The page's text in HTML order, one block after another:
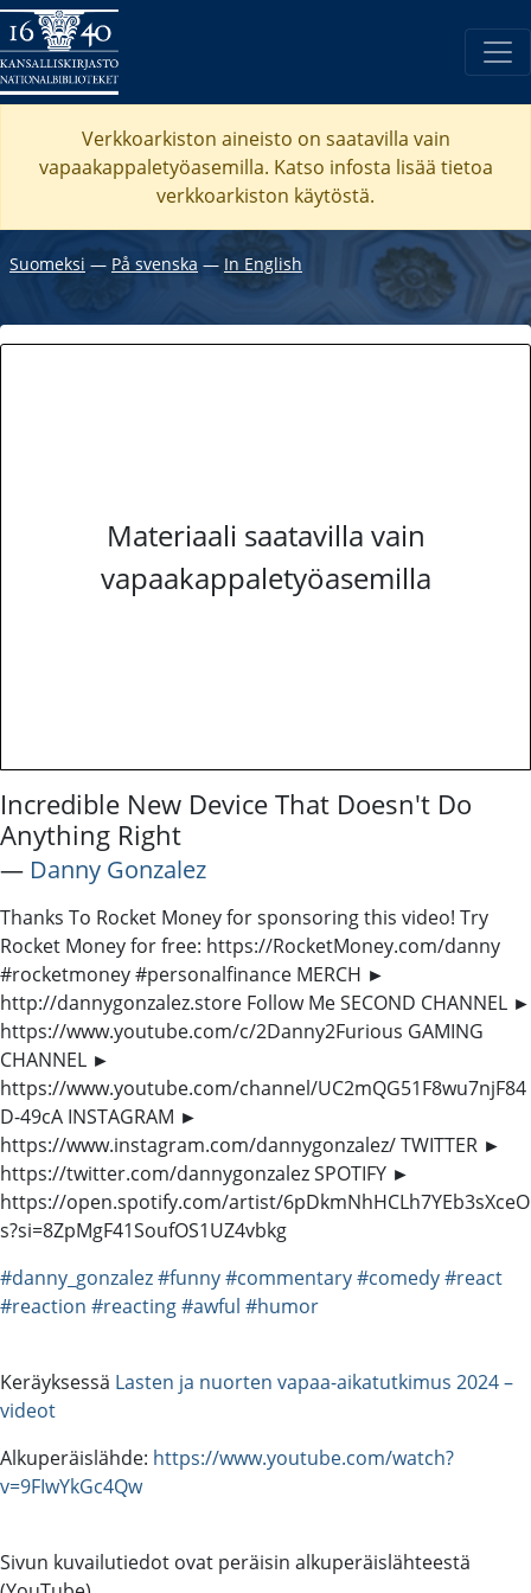
Verkkoarkiston aineisto on saatavilla vain
vapaakappaletyöasemilla. Katso infosta lisää tietoa
verkkoarkiston käytöstä.
Suomeksi ― På svenska ― In English
Materiaali saatavilla vain
vapaakappaletyöasemilla
Incredible New Device That Doesn't Do
Anything Right
― Danny Gonzalez
Thanks To Rocket Money for sponsoring this video! Try
Rocket Money for free: https://RocketMoney.com/danny
#rocketmoney #personalfinance MERCH ►
http://dannygonzalez.store Follow Me SECOND CHANNEL ►
https://www.youtube.com/c/2Danny2Furious GAMING
CHANNEL ►
https://www.youtube.com/channel/UC2mQG51F8wu7njF84
D-49cA INSTAGRAM ►
https://www.instagram.com/dannygonzalez/ TWITTER ►
https://twitter.com/dannygonzalez SPOTIFY ►
https://open.spotify.com/artist/6pDkmNhHCLh7YEb3sXceO
s?si=8ZpMgF41SoufOS1UZ4vbkg
#danny_gonzalez#funny#commentary#comedy#react
#reaction #reacting#awful #humor
Keräyksessä Lasten ja nuorten vapaa-aikatutkimus 2024 –
videot
Alkuperäislähde: https://www.youtube.com/watch?
v=9FIwYkGc4Qw
Sivun kuvailutiedot ovat peräisin alkuperäislähteestä